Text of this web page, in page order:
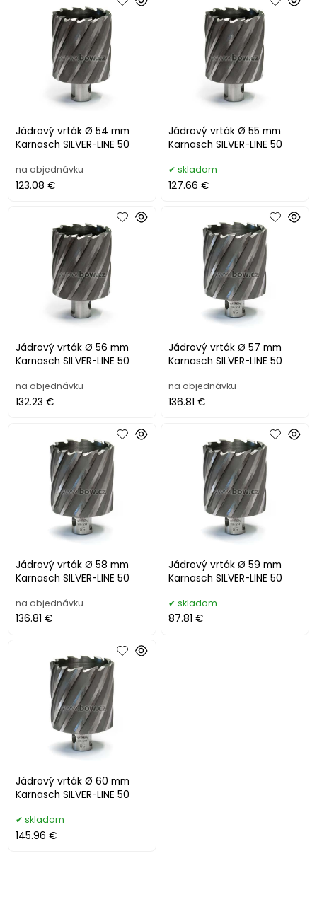
Jádrový vrták Ø 54 mm
Karnasch SILVER-LINE 50
na objednávku
123.08 €
Jádrový vrták Ø 55 mm
Karnasch SILVER-LINE 50
skladom
127.66 €
Jádrový vrták Ø 56 mm
Karnasch SILVER-LINE 50
na objednávku
132.23 €
Jádrový vrták Ø 57 mm
Karnasch SILVER-LINE 50
na objednávku
136.81 €
Jádrový vrták Ø 58 mm
Karnasch SILVER-LINE 50
na objednávku
136.81 €
Jádrový vrták Ø 59 mm
Karnasch SILVER-LINE 50
skladom
87.81 €
Jádrový vrták Ø 60 mm
Karnasch SILVER-LINE 50
skladom
145.96 €